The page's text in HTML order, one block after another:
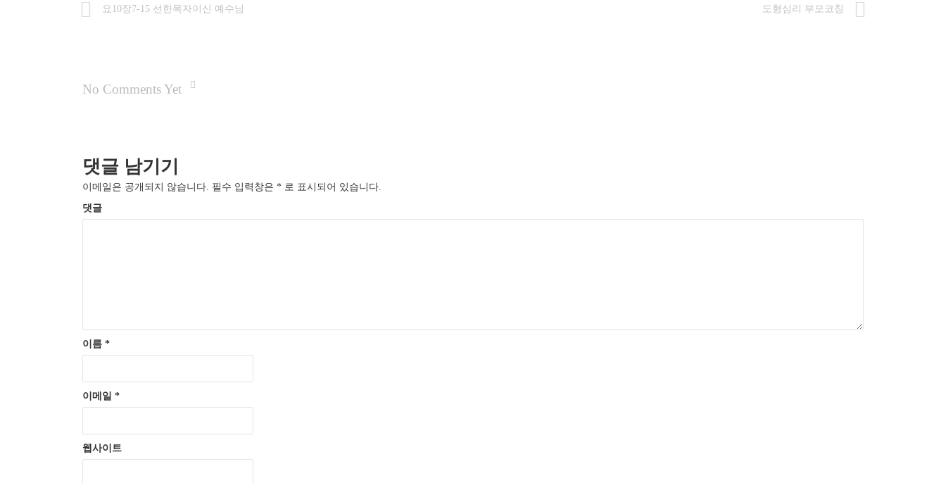
요10장7-15 선한목자이신 예수님 도형심리 부모코칭
No Comments Yet
댓글 남기기
이메일은 공개되지 않습니다. 필수 입력창은 * 로 표시되어 있습니다.
댓글
이름 *
이메일 *
웹사이트